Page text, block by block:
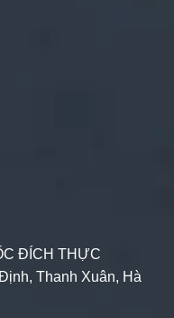
ĐÍCH THỰC
Thanh Xuân, Hà